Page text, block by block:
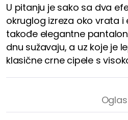
U pitanju je sako sa dva
okruglog izreza oko vrata i
takođe elegantne
dnu sužavaju, a uz koje je
klasične crne cipele s